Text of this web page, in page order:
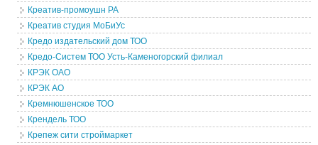
Креатив-промоушн РА
Креатив студия МоБиУс
Кредо издательский дом ТОО
Кредо-Систем ТОО Усть-Каменогорский филиал
КРЭК ОАО
КРЭК АО
Кремнюшенское ТОО
Крендель ТОО
Крепеж сити строймаркет